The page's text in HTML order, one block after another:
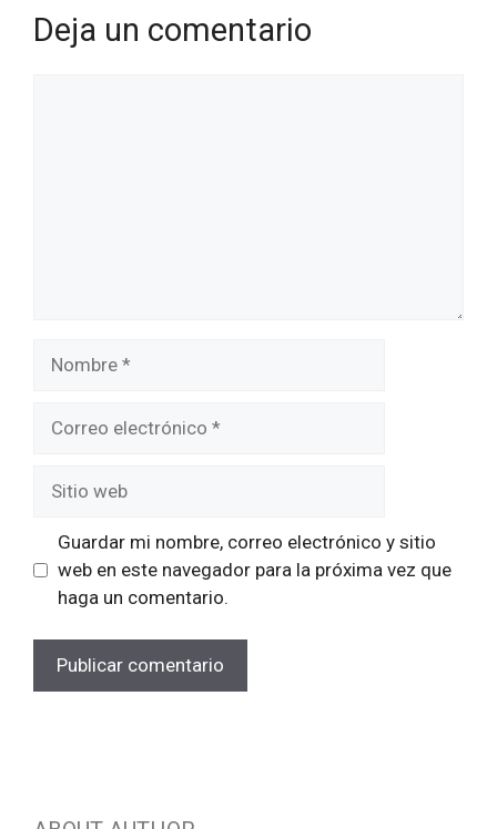
Deja un comentario
electrónico
web
Guardar mi nombre, correo electrónico y sitio
web en este navegador para la próxima vez que
haga un comentario.